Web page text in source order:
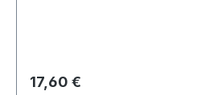
Regulärer Preis:
17,60 €